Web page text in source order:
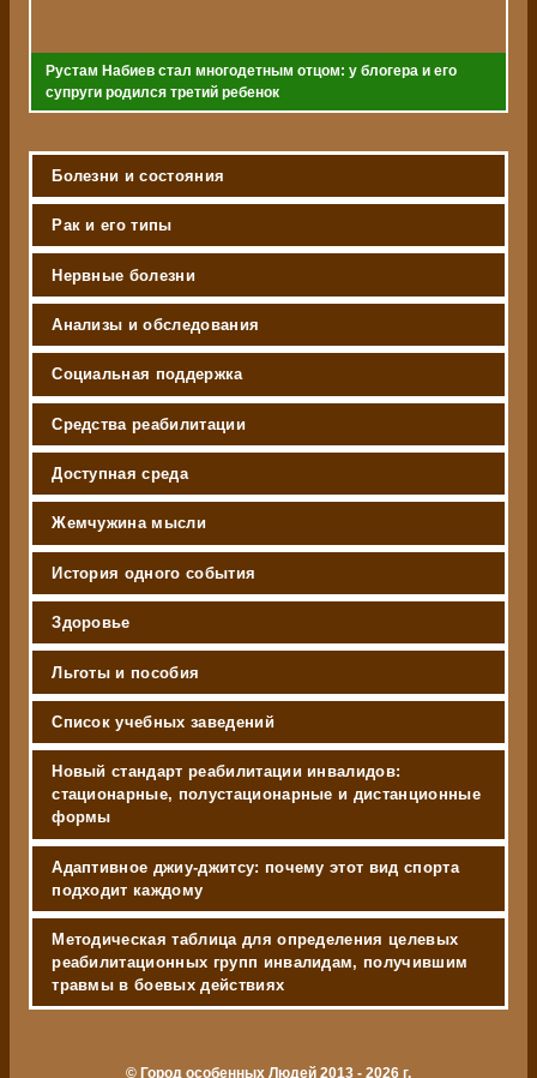
Рустам Набиев стал многодетным отцом: у блогера и его
супруги родился третий ребенок
Болезни и состояния
Рак и его типы
Нервные болезни
Анализы и обследования
Социальная поддержка
Средства реабилитации
Доступная среда
Жемчужина мысли
История одного события
Здоровье
Льготы и пособия
Список учебных заведений
Новый стандарт реабилитации инвалидов:
стационарные, полустационарные и дистанционные
формы
Адаптивное джиу-джитсу: почему этот вид спорта
подходит каждому
Методическая таблица для определения целевых
реабилитационных групп инвалидам, получившим
травмы в боевых действиях
© Город особенных Людей 2013 - 2026 г.